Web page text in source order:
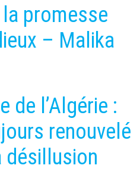
promesse
– Malika
de l’Algérie :
renouvelé
désillusion